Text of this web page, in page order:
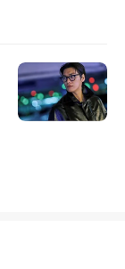
울을 들이대는
‘마처세대’가 그
지 못할 ‘처’ 음세
을 동시..